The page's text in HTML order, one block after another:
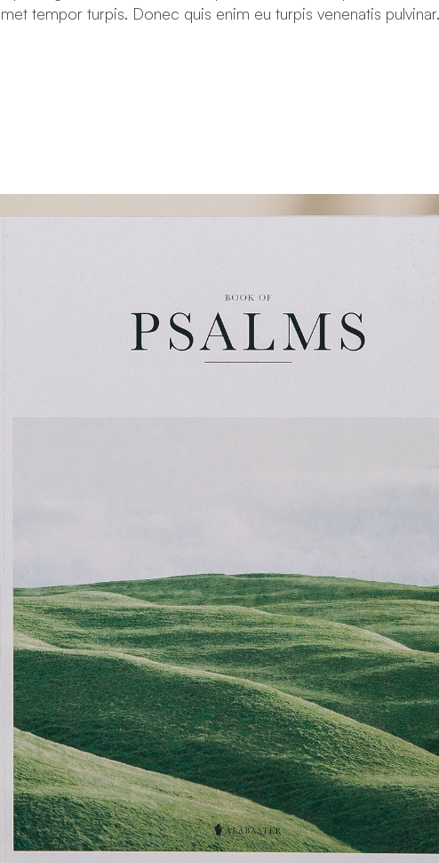
tempor turpis. Donec quis enim eu turpis venenatis